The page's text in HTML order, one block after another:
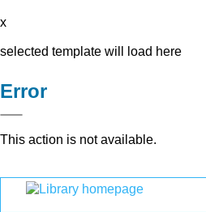
x
selected template will load here
Error
This action is not available.